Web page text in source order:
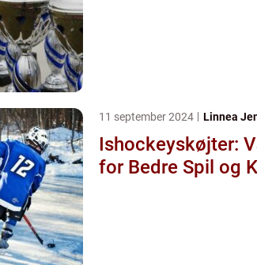
11 september 2024 Linnea
Ishockeyskøjter:
for Bedre Spil og